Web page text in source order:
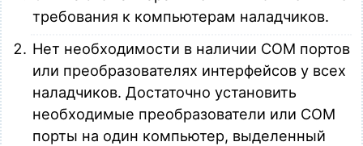
требования к компьютерам наладчиков.
Нет необходимости в наличии СОМ портов
или преобразователях интерфейсов у всех
наладчиков. Достаточно установить
необходимые преобразователи или СОМ
порты на один компьютер, выделенный